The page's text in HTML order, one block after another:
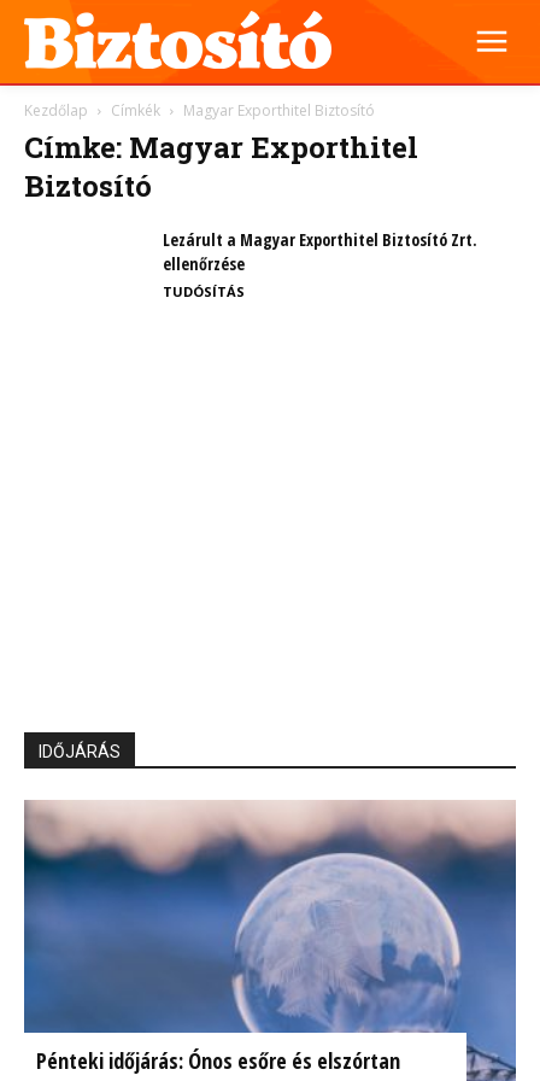
Kezdőlap Címkék Magyar Exporthitel Biztosító
Címke: Magyar Exporthitel
Biztosító
Lezárult a Magyar Exporthitel Biztosító Zrt.
ellenőrzése
TUDÓSÍTÁS
IDŐJÁRÁS
Pénteki időjárás: Ónos esőre és elszórtan